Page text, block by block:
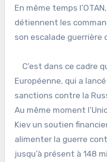
En même temps
détiennent les
son escalade guerrière
C’est dans ce cadre
Européenne, qui a lancé
sanctions contre la
Au même moment
Kiev un soutien
alimenter la guerre
jusqu’à présent à 148